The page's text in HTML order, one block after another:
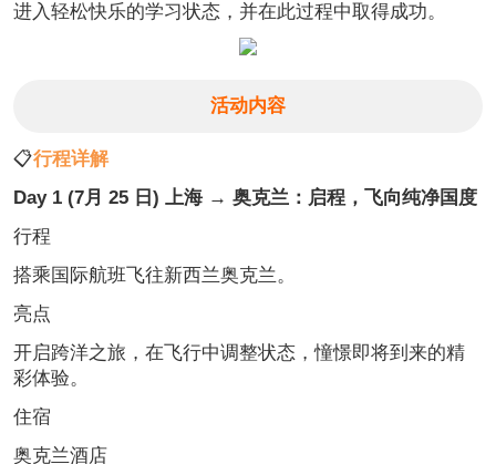
进入轻松快乐的学习状态，并在此过程中取得成功。
活动内容
📋行程详解
Day 1 (7月 25 日) 上海 → 奥克兰：启程，飞向纯净国度
行程
搭乘国际航班飞往新西兰奥克兰。
亮点
开启跨洋之旅，在飞行中调整状态，憧憬即将到来的精
彩体验。
住宿
奥克兰酒店